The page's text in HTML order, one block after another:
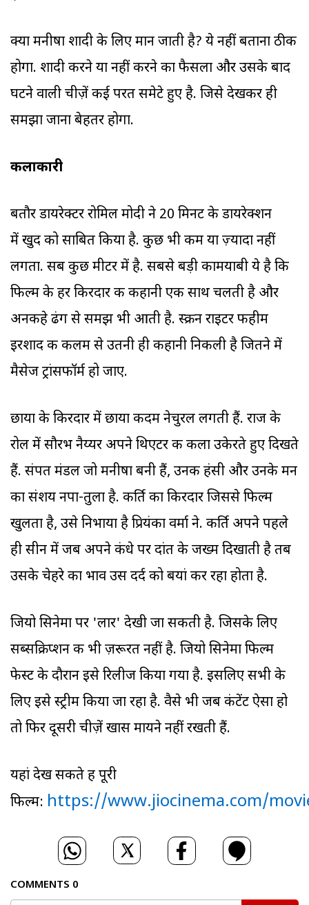
क्या मनीषा शादी के लिए मान जाती है? ये नहीं बताना ठीक
होगा. शादी करने या नहीं करने का फैसला और उसके बाद
घटने वाली चीज़ें कई परत समेटे हुए है. जिसे देखकर ही
समझा जाना बेहतर होगा.
कलाकारी
बतौर डायरेक्टर रोमिल मोदी ने 20 मिनट के डायरेक्शन
में खुद को साबित किया है. कुछ भी कम या ज़्यादा नहीं
लगता. सब कुछ मीटर में है. सबसे बड़ी कामयाबी ये है कि
फिल्म के हर किरदार की कहानी एक साथ चलती है और
अनकहे ढंग से समझ भी आती है. स्क्रीन राइटर फहीम
इरशाद की कलम से उतनी ही कहानी निकली है जितने में
मैसेज ट्रांसफॉर्म हो जाए.
छाया के किरदार में छाया कदम नेचुरल लगती हैं. राज के
रोल में सौरभ नैय्यर अपने थिएटर की कला उकेरते हुए दिखते
हैं. संपत मंडल जो मनीषा बनी हैं, उनकी हंसी और उनके मन
का संशय नपा-तुला है. कीर्ति का किरदार जिससे फिल्म
खुलता है, उसे निभाया है प्रियंका वर्मा ने. कीर्ति अपने पहले
ही सीन में जब अपने कंधे पर दांत के जख्म दिखाती है तब
उसके चेहरे का भाव उस दर्द को बयां कर रहा होता है.
जियो सिनेमा पर 'लार' देखी जा सकती है. जिसके लिए
सब्सक्रिप्शन की भी ज़रूरत नहीं है. जियो सिनेमा फिल्म
फेस्ट के दौरान इसे रिलीज किया गया है. इसलिए सभी के
लिए इसे स्ट्रीम किया जा रहा है. वैसे भी जब कंटेंट ऐसा हो
तो फिर दूसरी चीज़ें खास मायने नहीं रखती हैं.
यहां देख सकते हैं पूरी
फिल्म: https://www.jiocinema.com/
COMMENTS 0